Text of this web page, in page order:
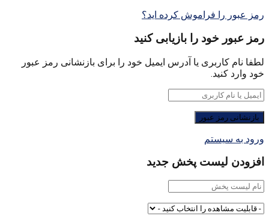
رمز عبور را فراموش کرده اید؟
رمز عبور خود را بازیابی کنید
لطفا نام کاربری یا آدرس ایمیل خود را برای بازنشانی رمز عبور
خود وارد کنید.
ورود به سیستم
افزودن لیست پخش جدید